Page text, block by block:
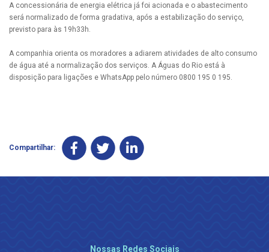
A concessionária de energia elétrica já foi acionada e o abastecimento
será normalizado de forma gradativa, após a estabilização do serviço,
previsto para às 19h33h.
A companhia orienta os moradores a adiarem atividades de alto consumo
de água até a normalização dos serviços. A Águas do Rio está à
disposição para ligações e WhatsApp pelo número 0800 195 0 195.
Compartilhar:
Nossas Redes Sociais